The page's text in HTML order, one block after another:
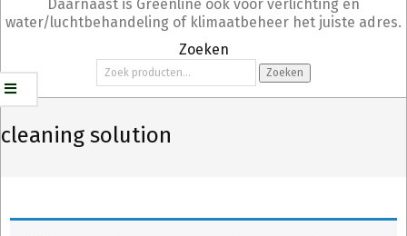
Daarnaast is Greenline ook voor verlichting en
water/luchtbehandeling of klimaatbeheer het juiste adres.
Zoeken
Zoeken
naar:
Zoeken
cleaning solution